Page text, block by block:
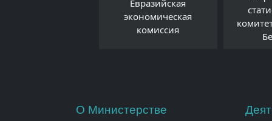
Евразийская
экономическая
комиссия
О Министерстве